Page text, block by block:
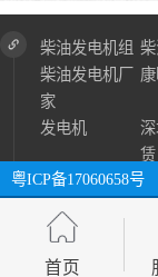
柴油发电机组
柴油发电机厂
家
发电机
赁
粤ICP备17060658号
2024 All Right
首页